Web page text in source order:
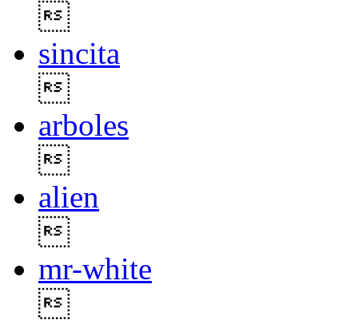
sincita
arboles
alien
mr-white